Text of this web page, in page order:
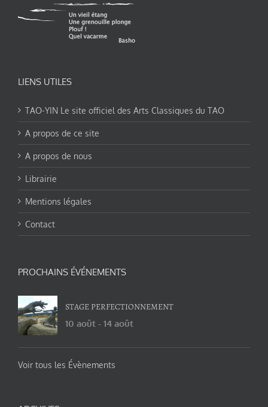
LIENS UTILES
TAO-YIN Le site officiel des Arts Classiques du TAO
A propos de ce site
A propos de nous
Librairie
Mentions légales
Contact
PROCHAINS ÉVÉNEMENTS
STAGE PERFECTIONNEMENT
10 août - 14 août
Voir tous les Évènements